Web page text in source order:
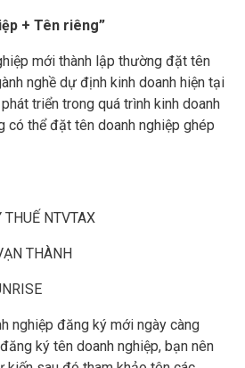
+ Tên riêng”
mới thành lập thường đặt tên
nghề dự định kinh doanh hiện tại
triển trong quá trình kinh doanh
có thể đặt tên doanh nghiệp ghép
THUẾ NTVTAX
THÀNH
nghiệp đăng ký mới ngày càng
ký tên doanh nghiệp, bạn nên